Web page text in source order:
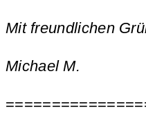
Mit freundlichen
Michael M.